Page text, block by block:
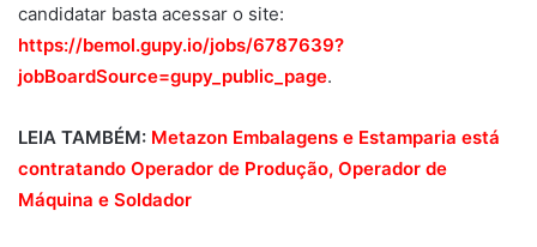
candidatar basta acessar o site:
https://bemol.gupy.io/jobs/6787639?
jobBoardSource=gupy_public_page.
LEIA TAMBÉM: Metazon Embalagens e Estamparia está
contratando Operador de Produção, Operador de
Máquina e Soldador